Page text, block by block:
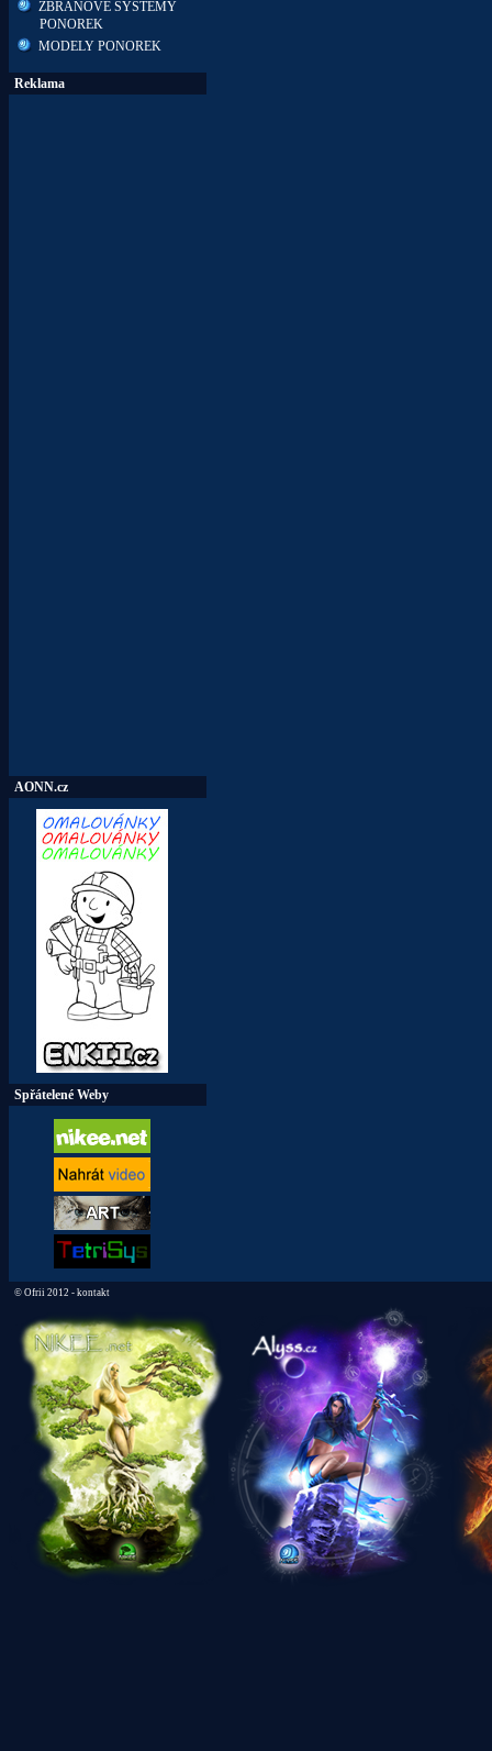
ZBRAŇOVÉ SYSTÉMY
PONOREK
MODELY PONOREK
Reklama
AONN.cz
Spřátelené Weby
© Ofrii 2012 - kontakt